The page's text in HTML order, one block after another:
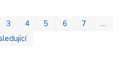
3 4 5 6 7
…